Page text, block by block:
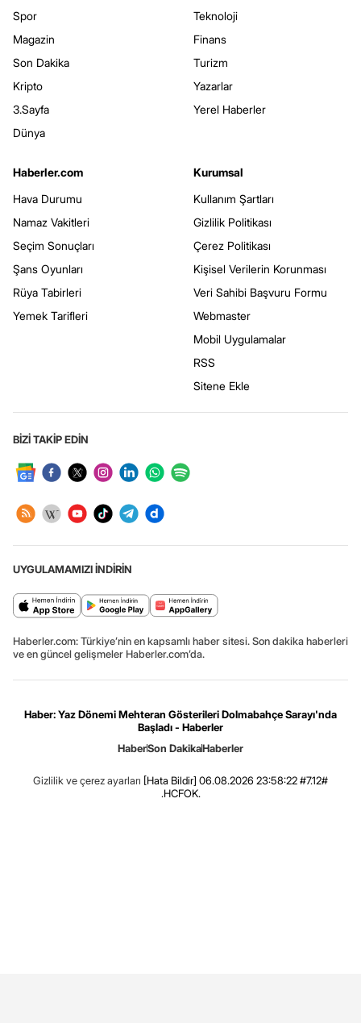
Spor
Magazin
Son Dakika
Kripto
3.Sayfa
Dünya
Teknoloji
Finans
Turizm
Yazarlar
Yerel Haberler
Haberler.com
Hava Durumu
Namaz Vakitleri
Seçim Sonuçları
Şans Oyunları
Rüya Tabirleri
Yemek Tarifleri
Kurumsal
Kullanım Şartları
Gizlilik Politikası
Çerez Politikası
Kişisel Verilerin Korunması
Veri Sahibi Başvuru Formu
Webmaster
Mobil Uygulamalar
RSS
Sitene Ekle
BİZİ TAKİP EDİN
UYGULAMAMIZI İNDİRİN
Haberler.com: Türkiye’nin en kapsamlı haber sitesi. Son dakika haberleri
ve en güncel gelişmeler Haberler.com’da.
Haber: Yaz Dönemi Mehteran Gösterileri Dolmabahçe Sarayı'nda
Başladı - Haberler
HaberSon DakikaHaberler
Gizlilik ve çerez ayarları [Hata Bildir] 06.08.2026 23:58:22 #7.12#
.HCFOK.